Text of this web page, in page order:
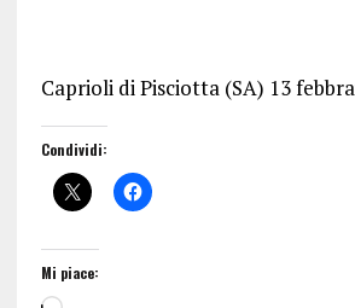
Caprioli di Pisciotta (SA) 13
Condividi:
Mi piace: